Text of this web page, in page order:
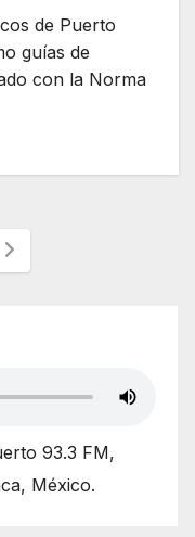
de Puerto
guías de
con la Norma
93.3 FM,
México.